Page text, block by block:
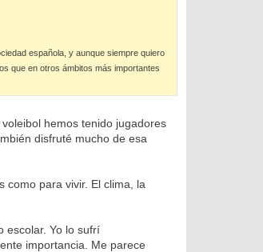
española, y aunque siempre quiero
que en otros ámbitos más importantes
hemos tenido jugadores
disfruté mucho de esa
como para vivir. El clima, la
escolar. Yo lo sufrí
importancia. Me parece